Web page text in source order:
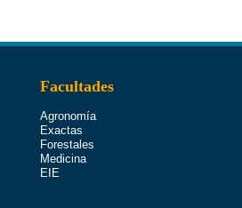
Facultades
Agronomía
Exactas
Forestales
Medicina
EIE